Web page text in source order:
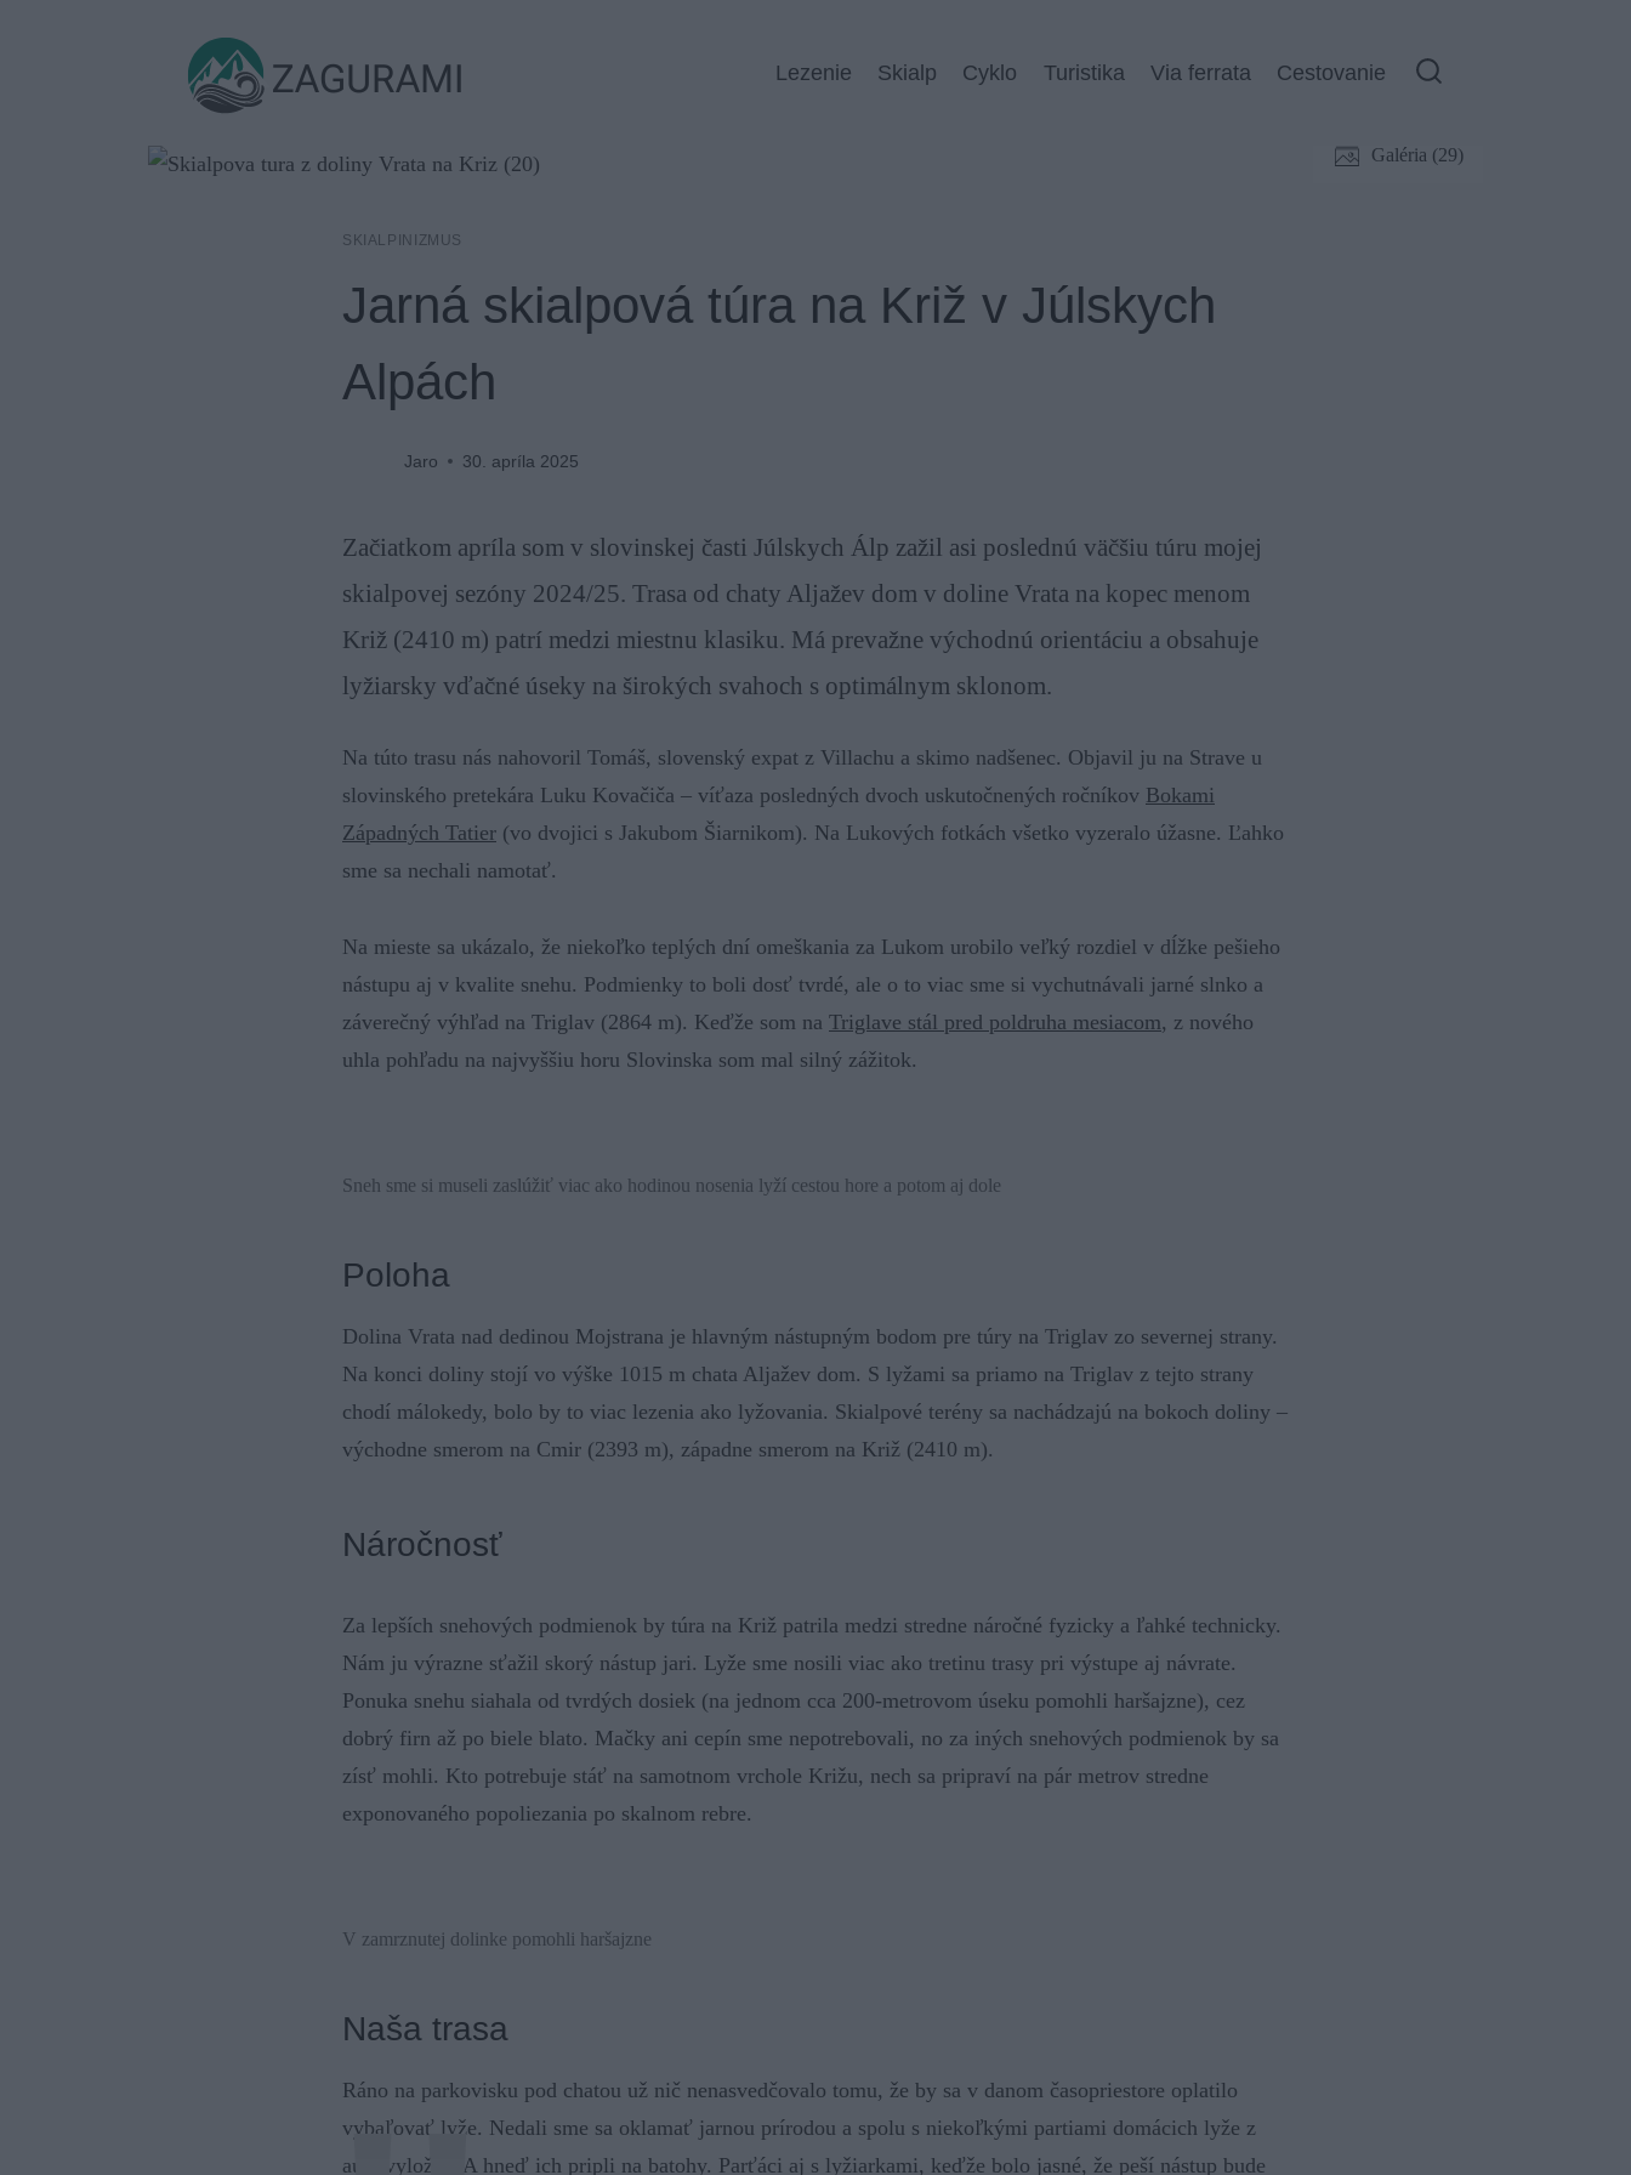
ZAGURAMI Lezenie Skialp Cyklo Turistika Via ferrata Cestovanie
Galéria (29)
SKIALPINIZMUS
Jarná skialpová túra na Križ v Júlskych
Alpách
Jaro 30. apríla 2025
Začiatkom apríla som v slovinskej časti Júlskych Álp zažil asi poslednú väčšiu túru mojej
skialpovej sezóny 2024/25. Trasa od chaty Aljažev dom v doline Vrata na kopec menom
Križ (2410 m) patrí medzi miestnu klasiku. Má prevažne východnú orientáciu a obsahuje
lyžiarsky vďačné úseky na širokých svahoch s optimálnym sklonom.
Na túto trasu nás nahovoril Tomáš, slovenský expat z Villachu a skimo nadšenec. Objavil ju na Strave u
slovinského pretekára Luku Kovačiča – víťaza posledných dvoch uskutočnených ročníkov Bokami
Západných Tatier (vo dvojici s Jakubom Šiarnikom). Na Lukových fotkách všetko vyzeralo úžasne. Ľahko
sme sa nechali namotať.
Na mieste sa ukázalo, že niekoľko teplých dní omeškania za Lukom urobilo veľký rozdiel v dĺžke pešieho
nástupu aj v kvalite snehu. Podmienky to boli dosť tvrdé, ale o to viac sme si vychutnávali jarné slnko a
záverečný výhľad na Triglav (2864 m). Keďže som na Triglave stál pred poldruha mesiacom, z nového
uhla pohľadu na najvyššiu horu Slovinska som mal silný zážitok.
Sneh sme si museli zaslúžiť viac ako hodinou nosenia lyží cestou hore a potom aj dole
Poloha
Dolina Vrata nad dedinou Mojstrana je hlavným nástupným bodom pre túry na Triglav zo severnej strany.
Na konci doliny stojí vo výške 1015 m chata Aljažev dom. S lyžami sa priamo na Triglav z tejto strany
chodí málokedy, bolo by to viac lezenia ako lyžovania. Skialpové terény sa nachádzajú na bokoch doliny –
východne smerom na Cmir (2393 m), západne smerom na Križ (2410 m).
Náročnosť
Za lepších snehových podmienok by túra na Križ patrila medzi stredne náročné fyzicky a ľahké technicky.
Nám ju výrazne sťažil skorý nástup jari. Lyže sme nosili viac ako tretinu trasy pri výstupe aj návrate.
Ponuka snehu siahala od tvrdých dosiek (na jednom cca 200-metrovom úseku pomohli haršajzne), cez
dobrý firn až po biele blato. Mačky ani cepín sme nepotrebovali, no za iných snehových podmienok by sa
zísť mohli. Kto potrebuje stáť na samotnom vrchole Križu, nech sa pripraví na pár metrov stredne
exponovaného popoliezania po skalnom rebre.
V zamrznutej dolinke pomohli haršajzne
Naša trasa
Ráno na parkovisku pod chatou už nič nenasvedčovalo tomu, že by sa v danom časopriestore oplatilo
vybaľovať lyže. Nedali sme sa oklamať jarnou prírodou a spolu s niekoľkými partiami domácich lyže z
auta vyložili. A hneď ich pripli na batohy. Parťáci aj s lyžiarkami, keďže bolo jasné, že peší nástup bude